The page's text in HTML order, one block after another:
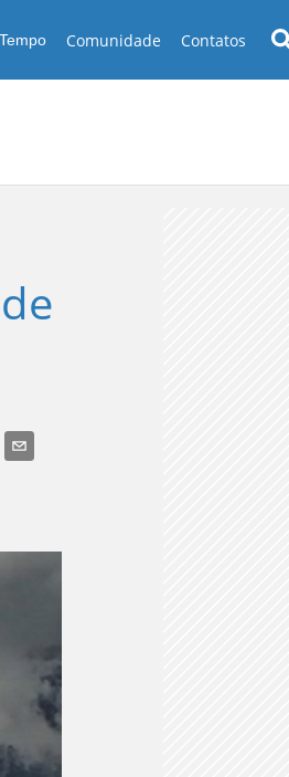
Comunidade Contatos
CHUVA NO SUL